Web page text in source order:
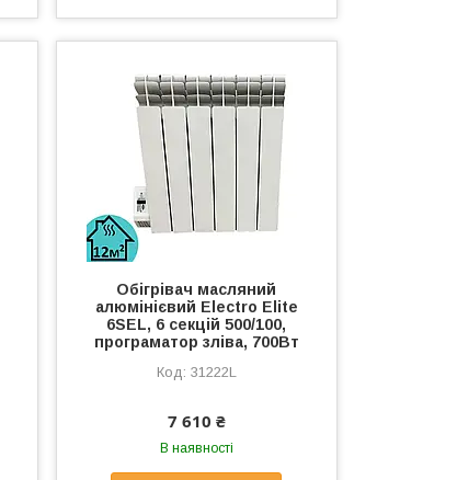
Обігрівач масляний
алюмінієвий Electro Elite
6SEL, 6 секцій 500/100,
програматор зліва, 700Вт
31222L
7 610 ₴
В наявності